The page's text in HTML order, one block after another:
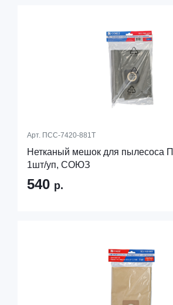
Арт. ПСС-7420-881Т
Нетканый мешок для пылесоса
1шт/уп, СОЮЗ
540 р.